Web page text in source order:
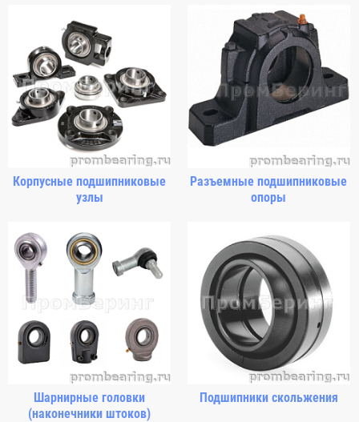
Корпусные подшипниковые
узлы
Разъемные подшипниковые
опоры
Шарнирные головки
(наконечники штоков)
Подшипники скольжения